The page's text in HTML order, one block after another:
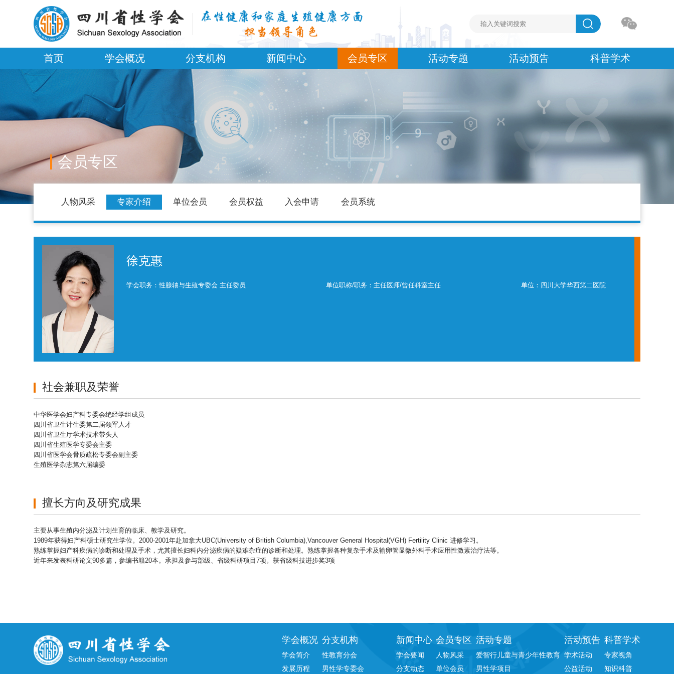
首页 学会概况 分支机构 新闻中心 会员专区 活动专题 活动预告 科普学术
会员专区
人物风采 专家介绍 单位会员 会员权益 入会申请 会员系统
徐克惠
学会职务：性腺轴与生殖专委会 主任委员 单位职称/职务：主任医师/曾任科室主任 单位：四川大学华西第二医院
社会兼职及荣誉
中华医学会妇产科专委会绝经学组成员
四川省卫生计生委第二届领军人才
四川省卫生厅学术技术带头人
四川省生殖医学专委会主委
四川省医学会骨质疏松专委会副主委
生殖医学杂志第六届编委
擅长方向及研究成果
主要从事生殖内分泌及计划生育的临床、教学及研究。
1989年获得妇产科硕士研究生学位。2000-2001年赴加拿大UBC(University of British Columbia),Vancouver General Hospital(VGH) Fertility Clinic 进修学习。
熟练掌握妇产科疾病的诊断和处理及手术，尤其擅长妇科内分泌疾病的疑难杂症的诊断和处理。熟练掌握各种复杂手术及输卵管显微外科手术应用性激素治疗法等。
近年来发表科研论文90多篇，参编书籍20本。承担及参与部级、省级科研项目7项。获省级科技进步奖3项
学会概况
学会简介
发展历程
分支机构
性教育分会
男性学专委会
新闻中心
学会要闻
分支动态
会员专区
人物风采
单位会员
活动专题
爱智行儿童与青少年性教育
男性学项目
活动预告
学术活动
公益活动
科普学术
专家视角
知识科普